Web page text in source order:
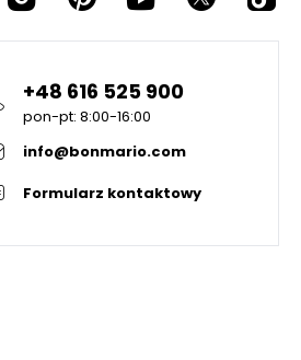
+48 616 525 900
pon-pt: 8:00-16:00
info@bonmario.com
Formularz kontaktowy